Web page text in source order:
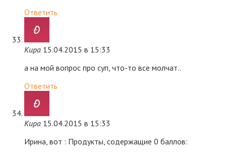
Ответить
Кира 15.04.2015 в 15:33
а на мой вопрос про суп, что-то все молчат..
Ответить
Кира 15.04.2015 в 15:33
Ирина, вот : Продукты, содержащие 0 баллов: